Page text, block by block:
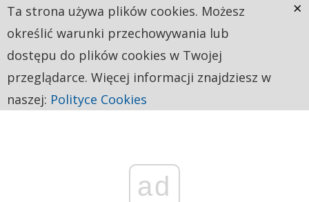
ad
Ta strona używa plików cookies. Możesz
określić warunki przechowywania lub
dostępu do plików cookies w Twojej
przeglądarce. Więcej informacji znajdziesz w
naszej: Polityce Cookies
×